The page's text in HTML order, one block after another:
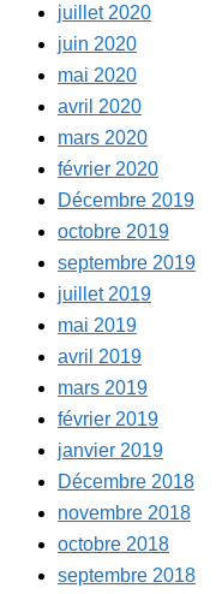
juillet 2020
juin 2020
mai 2020
avril 2020
mars 2020
février 2020
Décembre 2019
octobre 2019
septembre 2019
juillet 2019
mai 2019
avril 2019
mars 2019
février 2019
janvier 2019
Décembre 2018
novembre 2018
octobre 2018
septembre 2018